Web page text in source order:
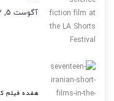
آگوست 5, 2023
هفده فیلم